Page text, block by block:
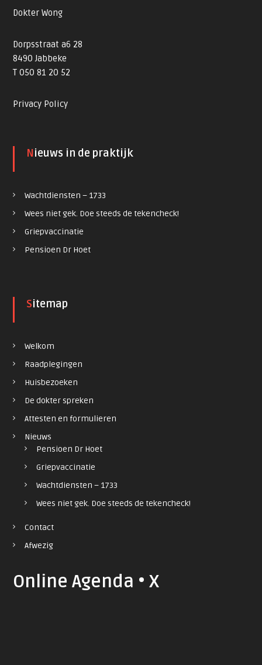
Dokter Wong
Dorpsstraat a6 28
8490 Jabbeke
T 050 81 20 52
Privacy Policy
Nieuws in de praktijk
Wachtdiensten – 1733
Wees niet gek. Doe steeds de tekencheck!
Griepvaccinatie
Pensioen Dr Hoet
Sitemap
Welkom
Raadplegingen
Huisbezoeken
De dokter spreken
Attesten en formulieren
Nieuws
Pensioen Dr Hoet
Griepvaccinatie
Wachtdiensten – 1733
Wees niet gek. Doe steeds de tekencheck!
Contact
Afwezig
Online Agenda • X